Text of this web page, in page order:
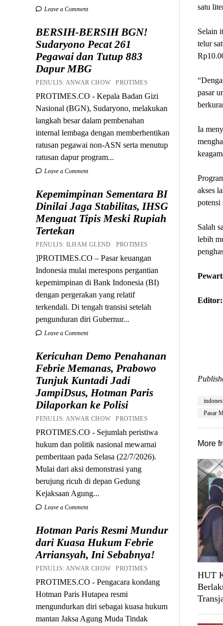
Leave a Comment
BERSIH-BERSIH BGN!
Sudaryono Pecat 261
Pegawai dan Tutup 883
Dapur MBG
PENULIS: ANWAR CHOW PROTIMES
PROTIMES.CO - Kepala Badan Gizi
Nasional (BGN), Sudaryono, melakukan
langkah besar dalam pembenahan
internal lembaga dengan memberhentikan
ratusan pegawai non-ASN serta menutup
ratusan dapur program...
Leave a Comment
Kepemimpinan Sementara BI
Dinilai Jaga Stabilitas, IHSG
Menguat Tipis Meski Rupiah
Tertekan
PENULIS: ILHAM GLEND PROTIMES
]PROTIMES.CO – Pasar keuangan
Indonesia mulai merespons pergantian
kepemimpinan di Bank Indonesia (BI)
dengan pergerakan yang relatif
terkendali. Di tengah transisi setelah
pengunduran diri Gubernur...
Leave a Comment
Kericuhan Demo Penahanan
Febrie Memanas, Prabowo
Tunjuk Kuntadi Jadi
JampiDsus, Hotman Paris
Dilaporkan ke Polisi
PENULIS: ANWAR CHOW PROTIMES
PROTIMES.CO - Sejumlah peristiwa
hukum dan politik nasional mewarnai
pemberitaan pada Selasa (22/7/2026).
Mulai dari aksi demonstrasi yang
berujung ricuh di depan Gedung
Kejaksaan Agung...
Leave a Comment
Hotman Paris Resmi Mundur
dari Kuasa Hukum Febrie
Arriansyah, Ini Sebabnya!
PENULIS: ANWAR CHOW PROTIMES
PROTIMES.CO - Pengacara kondang
Hotman Paris Hutapea resmi
mengundurkan diri sebagai kuasa hukum
mantan Jaksa Agung Muda Tindak
satu
Selain
telur
pasar
Ia
akses
potensi
Salah
lebih
Pasar
More
HUT